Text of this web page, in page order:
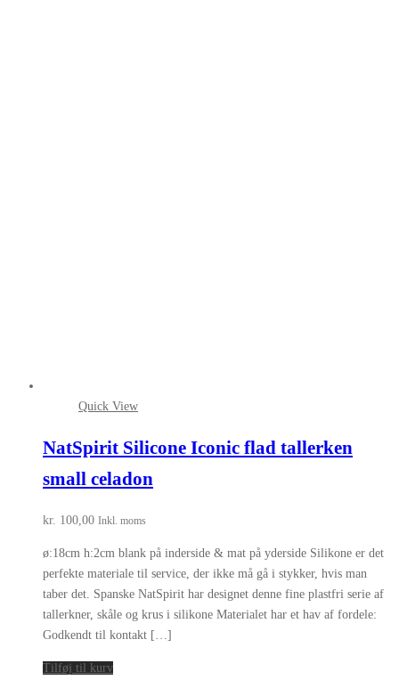
Quick View
NatSpirit Silicone Iconic flad tallerken
small celadon
kr. 100,00 Inkl. moms
ø:18cm h:2cm blank på inderside & mat på yderside Silikone er det
perfekte materiale til service, der ikke må gå i stykker, hvis man
taber det. Spanske NatSpirit har designet denne fine plastfri serie af
tallerkner, skåle og krus i silikone Materialet har et hav af fordele:
Godkendt til kontakt […]
Tilføj til kurv